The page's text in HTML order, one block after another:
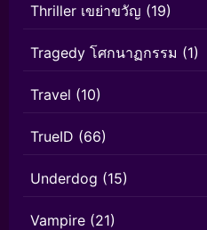
Thriller เขย่าขวัญ (19)
Tragedy โศกนาฏกรรม (1)
Travel (10)
TrueID (66)
Underdog (15)
Vampire (21)